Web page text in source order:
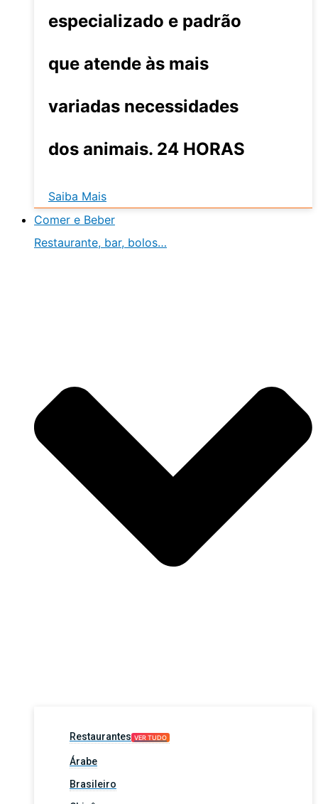
especializado e padrão
que atende às mais
variadas necessidades
dos animais. 24 HORAS
Saiba Mais
Comer e Beber
Restaurante, bar, bolos…
Restaurantes VER TUDO
Árabe
Brasileiro